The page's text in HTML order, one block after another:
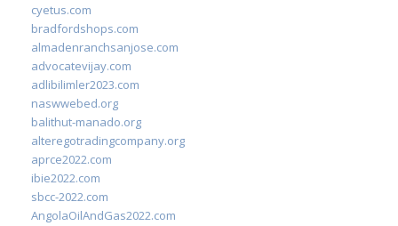
cyetus.com
bradfordshops.com
almadenranchsanjose.com
advocatevijay.com
adlibilimler2023.com
naswwebed.org
balithut-manado.org
alteregotradingcompany.org
aprce2022.com
ibie2022.com
sbcc-2022.com
AngolaOilAndGas2022.com